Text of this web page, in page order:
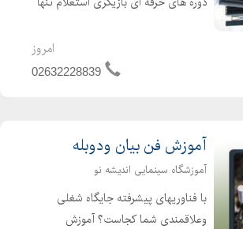
21 سال سابقه درخشان فعالیت در حوزه
هنر و سینما آموزشی تخصصی با مجرب
امروز
02632228839
آموزش فن بیان ودوبله
آموزشگاه سینمایی اندیشه نو
با فناوریهای پیشرفته جایگاه شغلی
وعلاقمندی شما کجاست؟ آموزش